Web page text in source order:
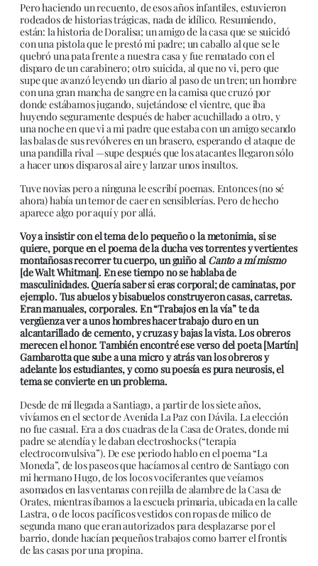
Pero haciendo un recuento, de esos años infantiles, estuvieron
rodeados de historias trágicas, nada de idílico. Resumiendo,
están: la historia de Doralisa; un amigo de la casa que se suicidó
con una pistola que le prestó mi padre; un caballo al que se le
quebró una pata frente a nuestra casa y fue rematado con el
disparo de un carabinero; otro suicida, al que no vi, pero que
supe que avanzó leyendo un diario al paso de un tren; un hombre
con una gran mancha de sangre en la camisa que cruzó por
donde estábamos jugando, sujetándose el vientre, que iba
huyendo seguramente después de haber acuchillado a otro, y
una noche en que vi a mi padre que estaba con un amigo secando
las balas de sus revólveres en un brasero, esperando el ataque de
una pandilla rival —supe después que los atacantes llegaron sólo
a hacer unos disparos al aire y lanzar unos insultos.
Tuve novias pero a ninguna le escribí poemas. Entonces (no sé
ahora) había un temor de caer en sensiblerías. Pero de hecho
aparece algo por aquí y por allá.
Voy a insistir con el tema de lo pequeño o la metonimia, si se
quiere, porque en el poema de la ducha ves torrentes y vertientes
montañosas recorrer tu cuerpo, un guiño alCanto a mí mismo
[de Walt Whitman]. En ese tiempo no se hablaba de
masculinidades. Quería saber si eras corporal; de caminatas, por
ejemplo. Tus abuelos y bisabuelos construyeron casas, carretas.
Eran manuales, corporales. En “Trabajos en la vía” te da
vergüenza ver a unos hombres hacer trabajo duro en un
alcantarillado de cemento, y cruzas y bajas la vista. Los obreros
merecen el honor. También encontré ese verso del poeta [Martín]
Gambarotta que sube a una micro y atrás van los obreros y
adelante los estudiantes, y como su poesía es pura neurosis, el
tema se convierte en un problema.
Desde de mi llegada a Santiago, a partir de los siete años,
vivíamos en el sector de Avenida La Paz con Dávila. La elección
no fue casual. Era a dos cuadras de la Casa de Orates, donde mi
padre se atendía y le daban electroshocks (“terapia
electroconvulsiva”). De ese periodo hablo en el poema “La
Moneda”, de los paseos que hacíamos al centro de Santiago con
mi hermano Hugo, de los locos vociferantes que veíamos
asomados en las ventanas con rejilla de alambre de la Casa de
Orates, mientras íbamos a la escuela primaria, ubicada en la calle
Lastra, o de locos pacíficos vestidos con ropas de milico de
segunda mano que eran autorizados para desplazarse por el
barrio, donde hacían pequeños trabajos como barrer el frontis
de las casas por una propina.